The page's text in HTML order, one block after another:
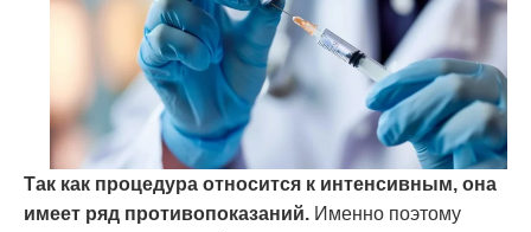
Так как процедура относится к интенсивным, она
имеет ряд противопоказаний. Именно поэтому